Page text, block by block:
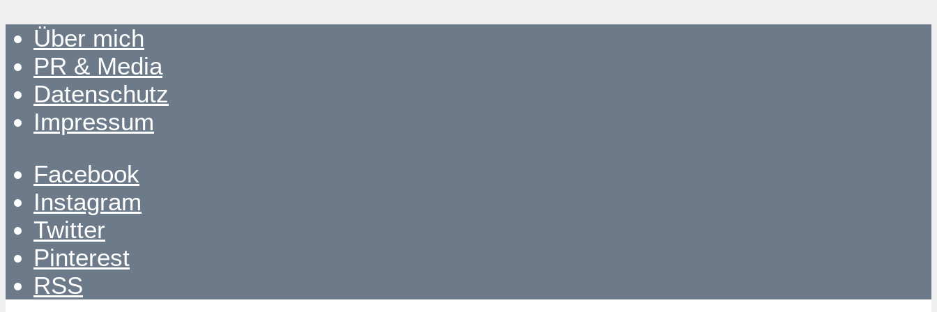
Über mich
PR & Media
Datenschutz
Impressum
Facebook
Instagram
Twitter
Pinterest
RSS